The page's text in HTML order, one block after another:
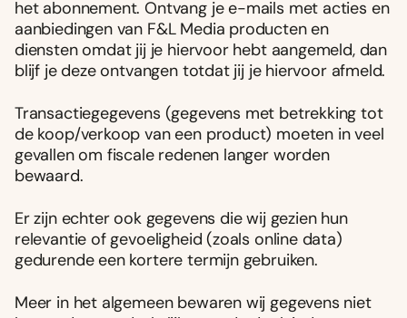
het abonnement. Ontvang je e-mails met acties en
aanbiedingen van F&L Media producten en
diensten omdat jij je hiervoor hebt aangemeld, dan
blijf je deze ontvangen totdat jij je hiervoor afmeld.
Transactiegegevens (gegevens met betrekking tot
de koop/verkoop van een product) moeten in veel
gevallen om fiscale redenen langer worden
bewaard.
Er zijn echter ook gegevens die wij gezien hun
relevantie of gevoeligheid (zoals online data)
gedurende een kortere termijn gebruiken.
Meer in het algemeen bewaren wij gegevens niet